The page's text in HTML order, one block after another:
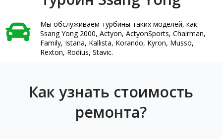
Мы обслуживаем турбины таких моделей, как:
Ssang Yong 2000, Actyon, ActyonSports, Chairman,
Family, Istana, Kallista, Korando, Kyron, Musso,
Rexton, Rodius, Stavic.
Как узнать стоимость
ремонта?